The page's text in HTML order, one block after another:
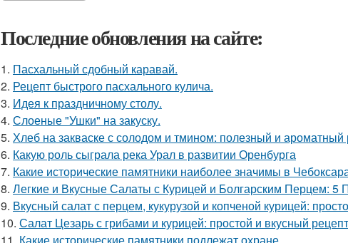
Последние обновления на сайте:
1. Пасхальный сдобный каравай.
2. Рецепт быстрого пасхального кулича.
3. Идея к праздничному столу.
4. Слоеные "Ушки" на закуску.
5. Хлеб на закваске с солодом и тмином: полезный и ароматный
6. Какую роль сыграла река Урал в развитии Оренбурга
7. Какие исторические памятники наиболее значимы в
8. Легкие и Вкусные Салаты с Курицей и Болгарским Перцем: 5
9. Вкусный салат с перцем, кукурузой и копченой курицей:
10. Салат Цезарь с грибами и курицей: простой и вкусный